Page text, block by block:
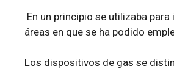
En un principio se utilizaba
áreas en que se ha podido
Los dispositivos de gas se